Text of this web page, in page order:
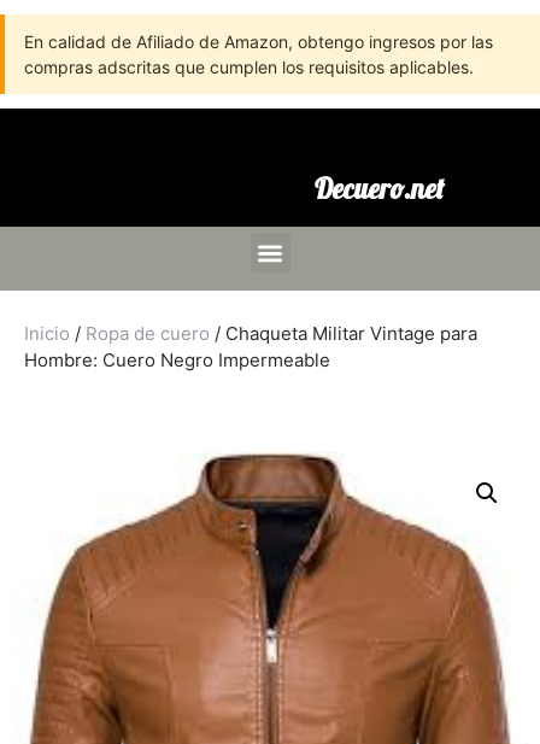
En calidad de Afiliado de Amazon, obtengo ingresos por las
compras adscritas que cumplen los requisitos aplicables.
Decuero.net
Inicio / Ropa de cuero / Chaqueta Militar Vintage para
Hombre: Cuero Negro Impermeable